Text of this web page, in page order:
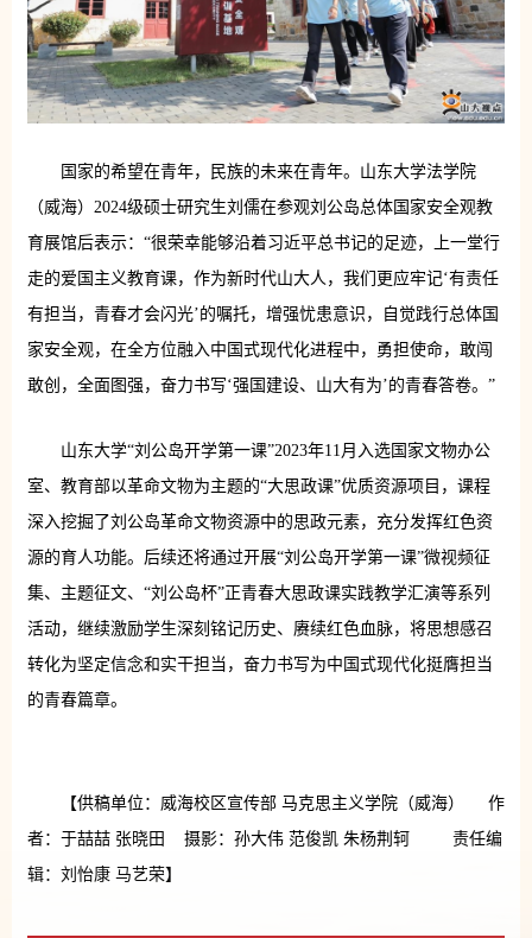
国家的希望在青年，民族的未来在青年。山东大学法学院
（威海）2024级硕士研究生刘儒在参观刘公岛总体国家安全观教
育展馆后表示：“很荣幸能够沿着习近平总书记的足迹，上一堂行
走的爱国主义教育课，作为新时代山大人，我们更应牢记‘有责任
有担当，青春才会闪光’的嘱托，增强忧患意识，自觉践行总体国
家安全观，在全方位融入中国式现代化进程中，勇担使命，敢闯
敢创，全面图强，奋力书写‘强国建设、山大有为’的青春答卷。”
山东大学“刘公岛开学第一课”2023年11月入选国家文物办公
室、教育部以革命文物为主题的“大思政课”优质资源项目，课程
深入挖掘了刘公岛革命文物资源中的思政元素，充分发挥红色资
源的育人功能。后续还将通过开展“刘公岛开学第一课”微视频征
集、主题征文、“刘公岛杯”正青春大思政课实践教学汇演等系列
活动，继续激励学生深刻铭记历史、赓续红色血脉，将思想感召
转化为坚定信念和实干担当，奋力书写为中国式现代化挺膺担当
的青春篇章。
【供稿单位：威海校区宣传部 马克思主义学院（威海） 作
者：于喆喆 张晓田 摄影：孙大伟 范俊凯 朱杨荆轲 责任编
辑：刘怡康 马艺荣】